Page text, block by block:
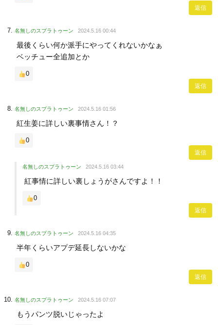
返信
名無しのスプラトゥーン 2024.5.16 00:44
最後くらい何か派手にやってくれないかなぁ
ベッチュー全追加とか
0
返信
名無しのスプラトゥーン 2024.5.16 01:56
紅生姜に詳しい裏事情さん！？
0
返信
名無しのスプラトゥーン 2024.5.16 03:44
紅事情に詳しい裏しょうがさんですよ！！
0
返信
名無しのスプラトゥーン 2024.5.16 04:35
半年くらいアプデ延長しないかな
0
返信
名無しのスプラトゥーン 2024.5.16 07:07
もうパンツ脱いじゃったよ